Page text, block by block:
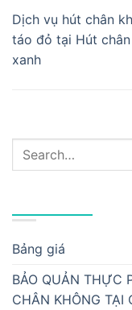
Dịch vụ hút chân
táo đỏ tại Hút
xanh
Bảng giá
BẢO QUẢN THỰC
CHÂN KHÔNG TẠI